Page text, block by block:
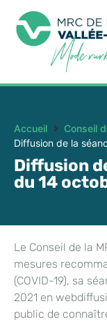
Accueil
Conseil
Diffusion de la
Diffusion
du 14
Le Conseil de la
mesures
(COVID-19), sa
2021 en
public de